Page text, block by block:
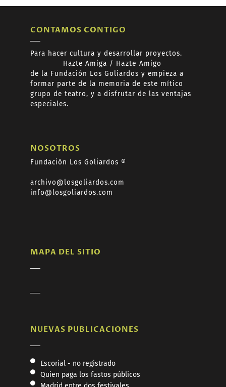
CONTAMOS CONTIGO
Para hacer cultura y desarrollar proyectos.
Hazte Amiga / Hazte Amigo
de la Fundación Los Goliardos y empieza a
formar parte de la memoria de este mítico
grupo de teatro, y a disfrutar de las ventajas
especiales.
NOSOTROS
Fundación Los Goliardos ®
archivo@losgoliardos.com
info@losgoliardos.com
MAPA DEL SITIO
NUEVAS PUBLICACIONES
Escorial - no registrado
Quien paga los fastos públicos